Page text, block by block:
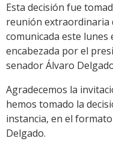
Esta decisión fue
reunión
comunicada este
encabezada por el
senador Álvaro
Agradecemos la
hemos tomado la
instancia, en el
Delgado.